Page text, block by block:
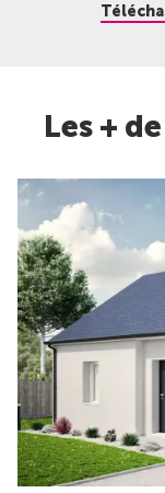
Les +